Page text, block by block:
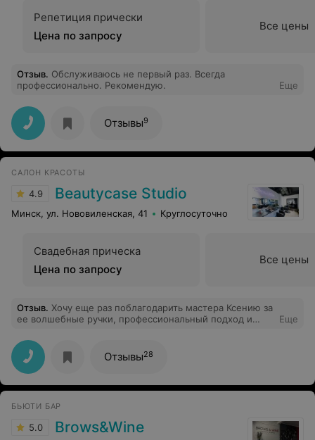
Репетиция прически
Цена по запросу
Все цены
Отзыв. Обслуживаюсь не первый раз. Всегда
профессионально. Рекомендую.
Еще
Отзывы9
САЛОН КРАСОТЫ
4.9 Beautycase Studio
Минск, ул. Нововиленская, 41 Круглосуточно
Свадебная прическа
Цена по запросу
Все цены
Отзыв. Хочу еще раз поблагодарить мастера Ксению за
ее волшебные ручки, профессиональный подход и
клиентом вашей студии. Очень довольна!
Еще
Отзывы28
БЬЮТИ БАР
5.0 Brows&Wine